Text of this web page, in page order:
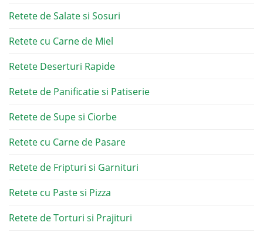
Retete de Salate si Sosuri
Retete cu Carne de Miel
Retete Deserturi Rapide
Retete de Panificatie si Patiserie
Retete de Supe si Ciorbe
Retete cu Carne de Pasare
Retete de Fripturi si Garnituri
Retete cu Paste si Pizza
Retete de Torturi si Prajituri